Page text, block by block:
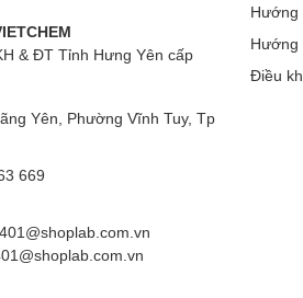
& ĐT Tỉnh Hưng Yên cấp
Yên, Phường Vĩnh Tuy, Tp
669
Hướng
Hướng
Điều